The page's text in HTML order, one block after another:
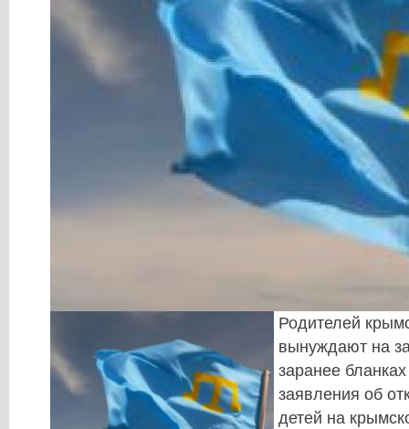
Родителей
вынуждают на
заранее
заявления об
детей на